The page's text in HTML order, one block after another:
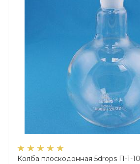
Колба плоскодонная 5drops П-1-